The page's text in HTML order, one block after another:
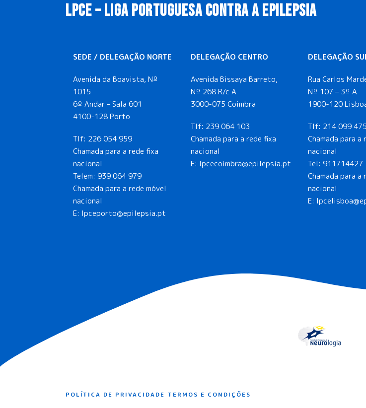
LPCE – LIGA PORTUGUESA CONTRA A EPILEPSIA
SEDE / DELEGAÇÃO NORTE
Avenida da Boavista, Nº
1015
6º Andar – Sala 601
4100-128 Porto
Tlf: 226 054 959
Chamada para a rede fixa
nacional
Telem: 939 064 979
Chamada para a rede móvel
nacional
E: lpceporto@epilepsia.pt
DELEGAÇÃO CENTRO
Avenida Bissaya Barreto,
Nº 268 R/c A
3000-075 Coimbra
Tlf: 239 064 103
Chamada para a rede fixa
nacional
E: lpcecoimbra@epilepsia.pt
DELEGAÇÃO
Rua Carlos
Nº 107 – 3º A
1900-120
Tlf: 214 099 475
Chamada para a
nacional
Tel:911714427
Chamada para a
nacional
E:
POLÍTICA DE PRIVACIDADE TERMOS E CONDIÇÕES